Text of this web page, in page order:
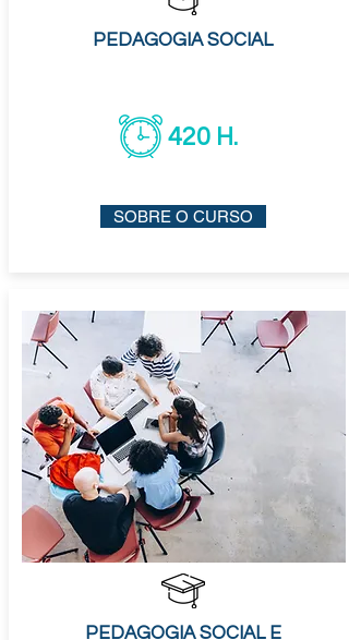
PEDAGOGIA SOCIAL
420 H.
SOBRE O CURSO
PEDAGOGIA SOCIAL E